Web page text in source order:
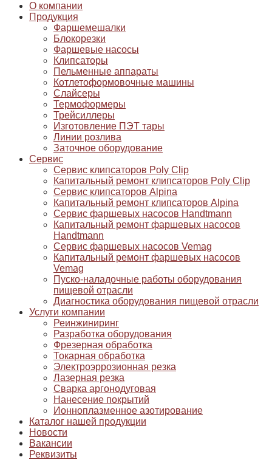
О компании
Продукция
Фаршемешалки
Блокорезки
Фаршевые насосы
Клипсаторы
Пельменные аппараты
Котлетоформовочные машины
Слайсеры
Термоформеры
Трейсиллеры
Изготовление ПЭТ тары
Линии розлива
Заточное оборудование
Сервис
Сервис клипсаторов Poly Clip
Капитальный ремонт клипсаторов Poly Clip
Сервис клипсаторов Alpina
Капитальный ремонт клипсаторов Alpina
Сервис фаршевых насосов Handtmann
Капитальный ремонт фаршевых насосов
Handtmann
Сервис фаршевых насосов Vemag
Капитальный ремонт фаршевых насосов
Vemag
Пуско-наладочные работы оборудования
пищевой отрасли
Диагностика оборудования пищевой отрасли
Услуги компании
Реинжиниринг
Разработка оборудования
Фрезерная обработка
Токарная обработка
Электроэррозионная резка
Лазерная резка
Сварка аргонодуговая
Нанесение покрытий
Ионноплазменное азотирование
Каталог нашей продукции
Новости
Вакансии
Реквизиты